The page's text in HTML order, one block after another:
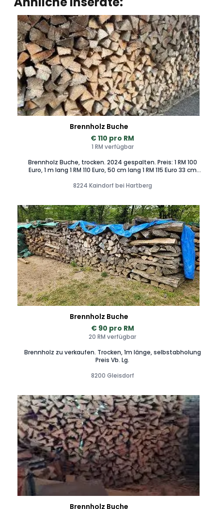
Brennholz Buche
€ 110 pro RM
1 RM verfügbar
Brennholz Buche, trocken. 2024 gespalten. Preis: 1 RM 100
Euro, 1 m lang 1 RM 110 Euro, 50 cm lang 1 RM 115 Euro 33 cm
und nicht auf einen Schüttraummeter! Abholung in
Qualität aus eigenem Wald in Winzendorf, wurde sofort
nach dem Fällen gespalten.
8224 Kaindorf bei Hartberg
Brennholz Buche
€ 90 pro RM
20 RM verfügbar
Brennholz zu verkaufen. Trocken, 1m länge, selbstabholung
Preis Vb. Lg.
8200 Gleisdorf
Brennholz Buche